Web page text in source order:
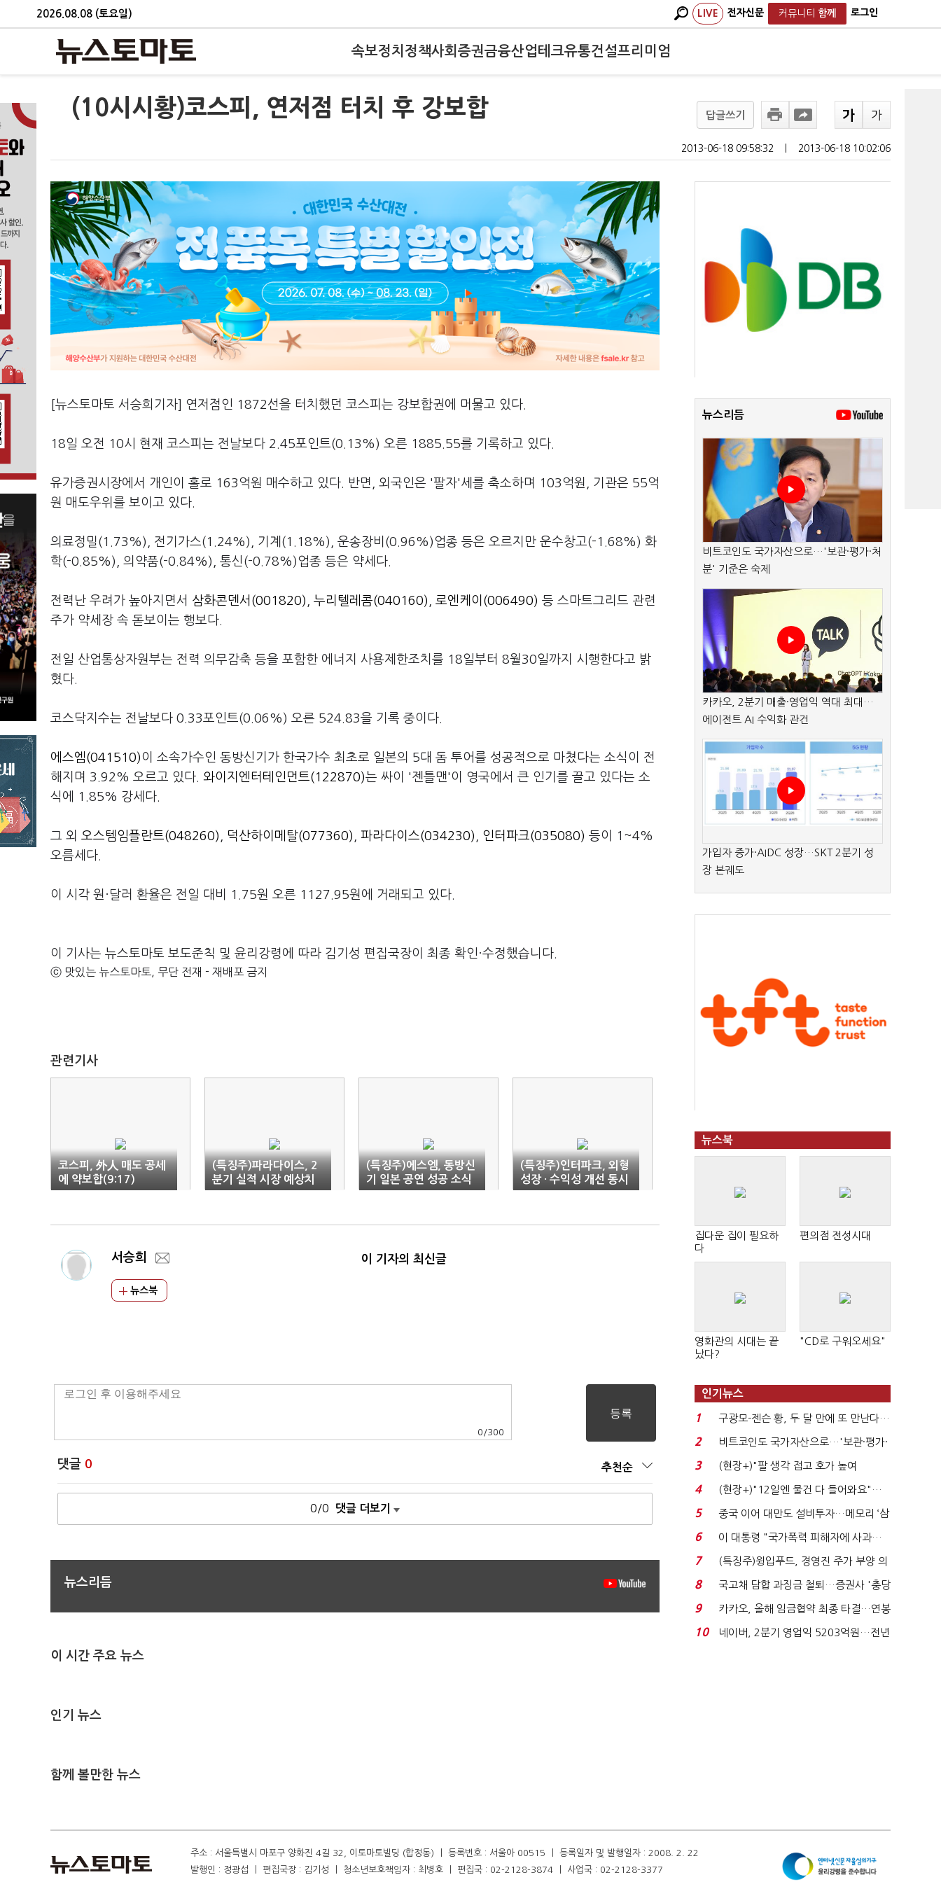
2026.08.08 (토요일) LIVE 전자신문 커뮤니티 함께 로그인
속보정치 정책사회 증권금융산업테크유통건설프리미엄
(10시시황)코스피, 연저점 터치 후 강보합 답글쓰기
2013-06-18 09:58:32 2013-06-18 10:02:06
[뉴스토마토 서승희기자] 연저점인 1872선을 터치했던 코스피는 강보합권에 머물고 있다.
18일 오전 10시 현재 코스피는 전날보다 2.45포인트(0.13%) 오른 1885.55를 기록하고 있다.
유가증권시장에서 개인이 홀로 163억원 매수하고 있다. 반면, 외국인은 '팔자'세를 축소하며 103억원, 기관은 55억
원 매도우위를 보이고 있다.
의료정밀(1.73%), 전기가스(1.24%), 기계(1.18%), 운송장비(0.96%)업종 등은 오르지만 운수창고(-1.68%) 화
학(-0.85%), 의약품(-0.84%), 통신(-0.78%)업종 등은 약세다.
전력난 우려가 높아지면서 삼화콘덴서(001820) 누리텔레콤(040160) 로엔케이(006490) 등 스마트그리드 관련
주가 약세장 속 돋보이는 행보다.
전일 산업통상자원부는 전력 의무감축 등을 포함한 에너지 사용제한조치를 18일부터 8월30일까지 시행한다고 밝
혔다.
코스닥지수는 전날보다 0.33포인트(0.06%) 오른 524.83을 기록 중이다.
에스엠(041510)이 소속가수인 동방신기가 한국가수 최초로 일본의 5대 돔 투어를 성공적으로 마쳤다는 소식이 전
해지며 3.92% 오르고 있다. 와이지엔터테인먼트(122870)는 싸이 '젠틀맨'이 영국에서 큰 인기를 끌고 있다는 소
식에 1.85% 강세다.
그 외 오스템임플란트(048260) 덕산하이메탈(077360) 파라다이스(034230) 인터파크(035080) 등이 1~4%
오름세다.
이 시각 원·달러 환율은 전일 대비 1.75원 오른 1127.95원에 거래되고 있다.
이 기사는 뉴스토마토 보도준칙 및 윤리강령에 따라 김기성 편집국장이 최종 확인·수정했습니다.
ⓒ 맛있는 뉴스토마토, 무단 전재 - 재배포 금지
관련기사
코스피, 外人 매도 공세
에 약보합(9:17)
(특징주)파라다이스, 2
분기 실적 시장 예상치
상회 기대..'↑'
(특징주)에스엠, 동방신
기 일본 공연 성공 소식
에 '반등'
(특징주)인터파크, 외형
성장 · 수익성 개선 동시
에..'↑'
서승희
뉴스북
이 기자의 최신글
0 /300
댓글 0 추천순
0/0 댓글 더보기
뉴스리듬
이 시간 주요 뉴스
인기 뉴스
함께 볼만한 뉴스
뉴스리듬
비트코인도 국가자산으로…'보관·평가·처
분' 기준은 숙제
카카오, 2분기 매출·영업익 역대 최대…
에이전트 AI 수익화 관건
가입자 증가·AIDC 성장…SKT 2분기 성
장 본궤도
뉴스북
집다운 집이 필요하
다
편의점 전성시대
영화관의 시대는 끝
났다?
"CD로 구워오세요"
인기뉴스
1
구광모-젠슨 황, 두 달 만에 또 만난다…
로봇·AI 등 논...
2
비트코인도 국가자산으로…'보관·평가·
처분' 기준은 ...
3
(현장+)"팔 생각 접고 호가 높여
요"…'덜 똘똘한 한 채' 20...
4
(현장+)"12일엔 물건 다 들어와요"…
빈 매대 채우며 문 연 ...
5
중국 이어 대만도 설비투자…메모리 ‘삼
국전쟁’
6
이 대통령 "국가폭력 피해자에 사과…
적극적 조사로 진...
7
(특징주)윙입푸드, 경영진 주가 부양 의
지에 상한가...
8
국고채 담합 과징금 철퇴…증권사 '충당
금 폭탄' 우려...
9
카카오, 올해 임금협약 최종 타결…연봉
6.3% 인상·격려...
10
네이버, 2분기 영업익 5203억원…전년
주소 : 서울특별시 마포구 양화진 4길 32, 이토마토빌딩 (합정동) ㅣ 등록번호 : 서울아 00515 ㅣ 등록일자 및 발행일자 : 2008. 2. 22
발행인 : 정광섭 ㅣ 편집국장 : 김기성 ㅣ 청소년보호책임자 : 최병호 ㅣ 편집국 : 02-2128-3874 ㅣ 사업국 : 02-2128-3377